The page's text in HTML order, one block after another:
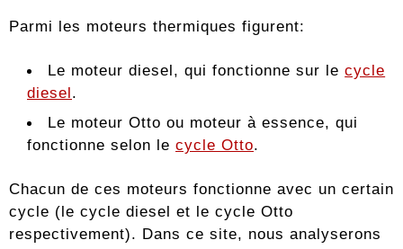
Parmi les moteurs thermiques figurent:
Le moteur diesel, qui fonctionne sur lecycle
diesel.
Le moteur Otto ou moteur à essence, qui
fonctionne selon le cycle Otto.
Chacun de ces moteurs fonctionne avec un certain
cycle (le cycle diesel et le cycle Otto
respectivement). Dans ce site, nous analyserons